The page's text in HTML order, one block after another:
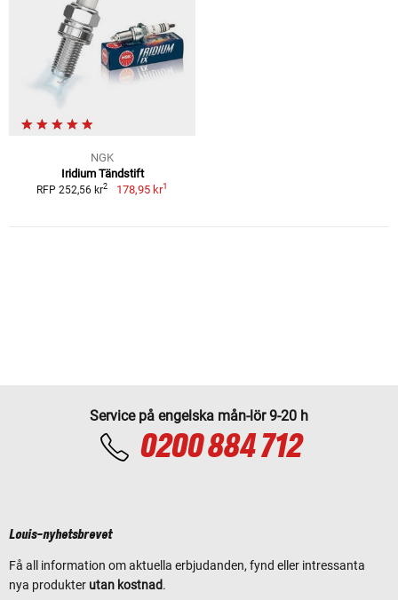
NGK
Iridium Tändstift
RFP 252,56 kr2 178,95 kr1
Service på engelska mån-lör 9-20 h
0200 884 712
Louis-nyhetsbrevet
Få all information om aktuella erbjudanden, fynd eller intressanta
nya produkter utan kostnad.